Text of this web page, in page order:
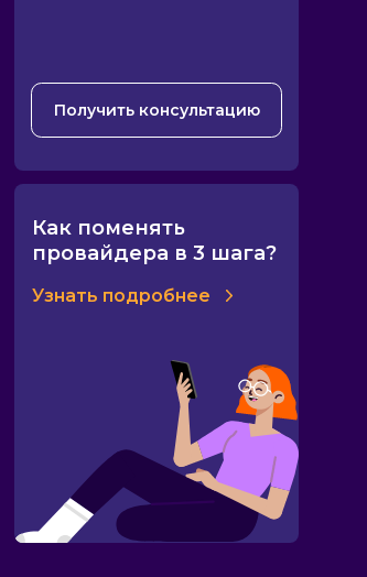
Получить консультацию
Как поменять
провайдера в 3 шага?
Узнать подробнее